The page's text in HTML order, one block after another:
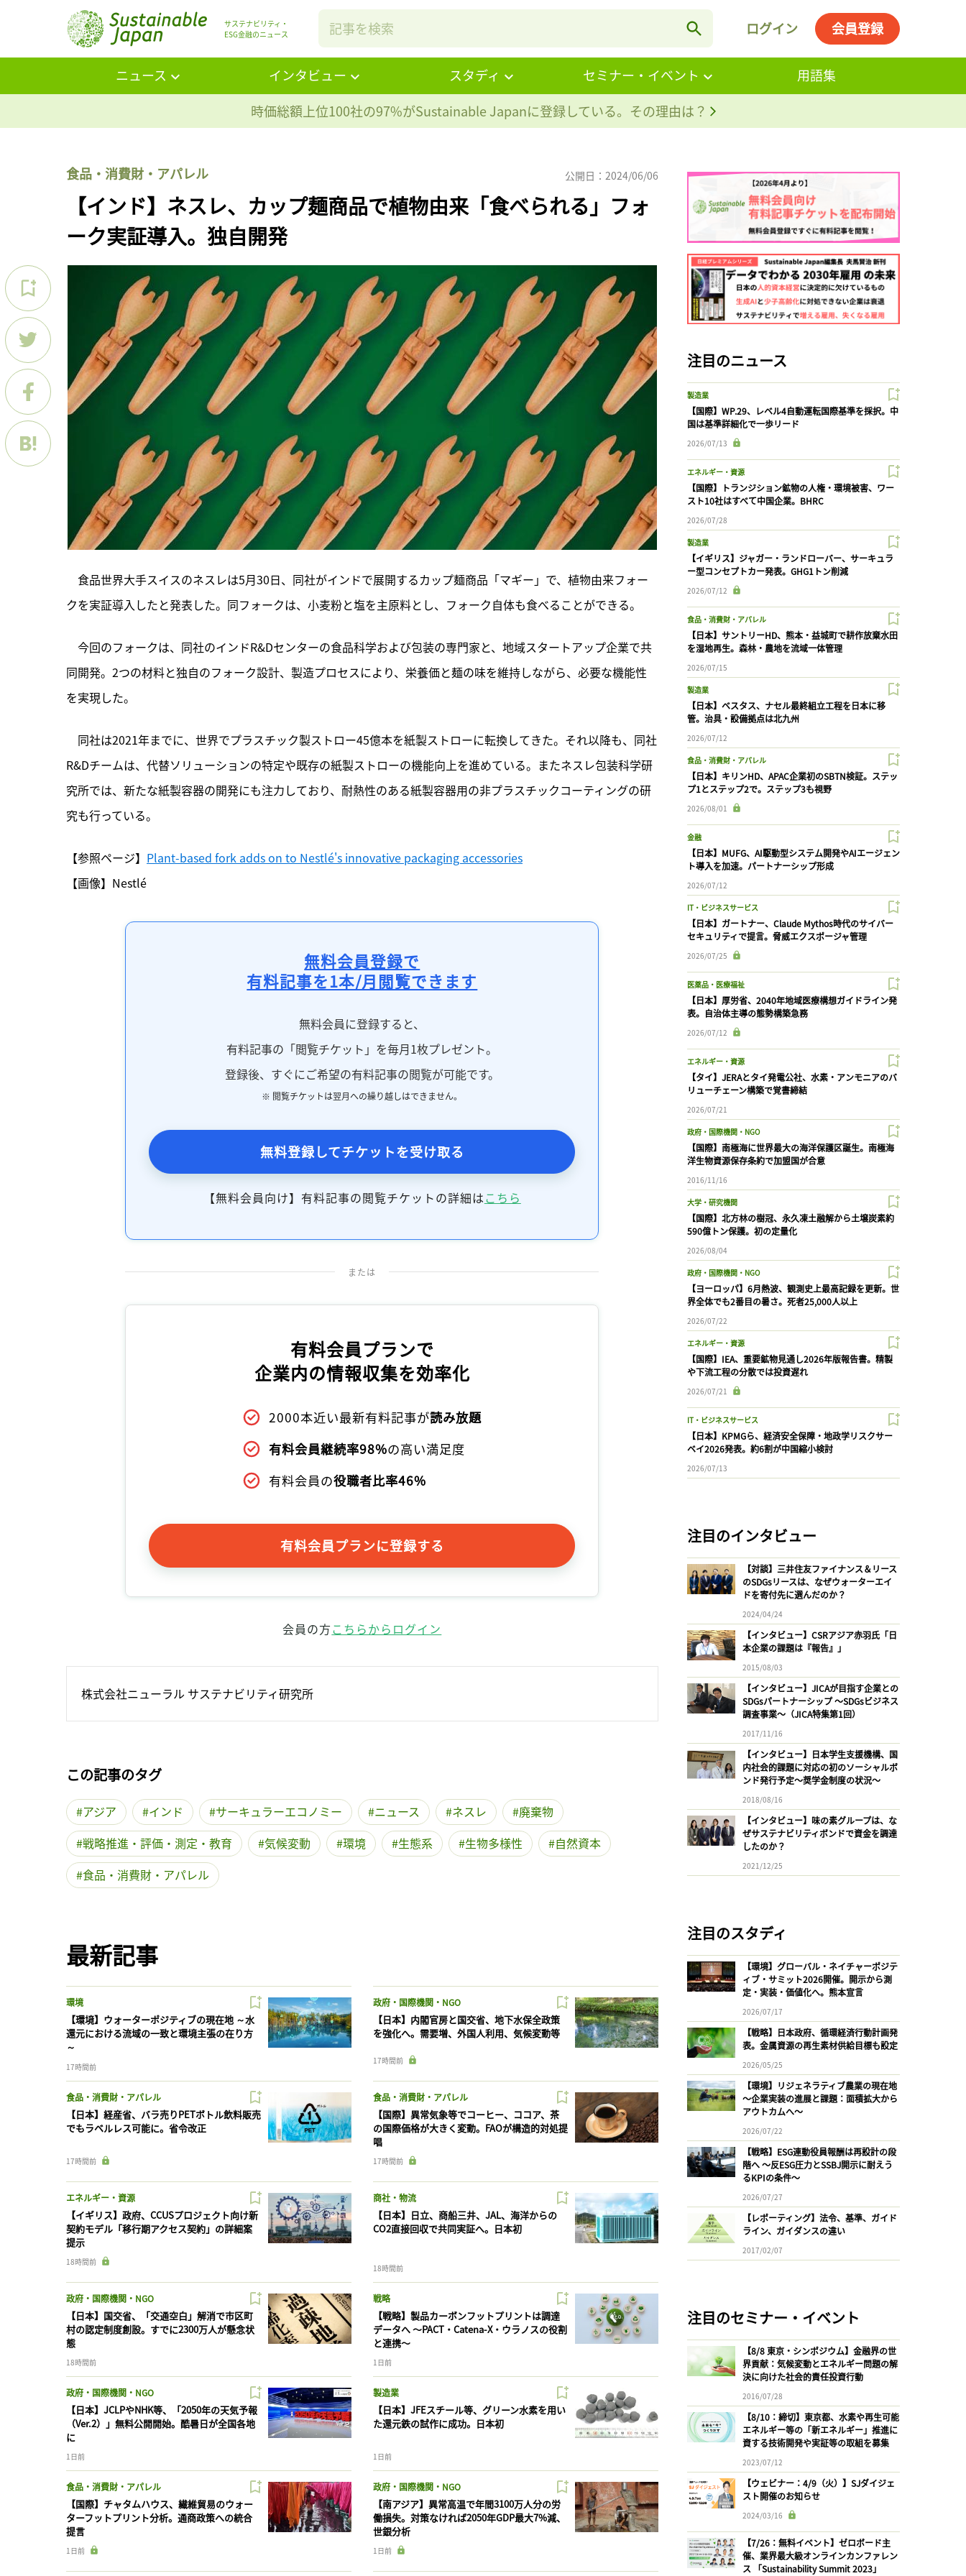
サステナビリティ・
ESG金融のニュース
ログイン 会員登録
ニュース インタビュー スタディ セミナー・イベント
用語集
時価総額上位100社の97%がSustainable Japanに登録している。その理由は？
食品・消費財・アパレル 公開日：2024/06/06
【インド】ネスレ、カップ麺商品で植物由来「食べられる」フォ
ーク実証導入。独自開発
食品世界大手スイスのネスレは5月30日、同社がインドで展開するカップ麺商品「マギー」で、植物由来フォー
クを実証導入したと発表した。同フォークは、小麦粉と塩を主原料とし、フォーク自体も食べることができる。
今回のフォークは、 同社のインドR&Dセンターの食品科学および包装の専門家と、地域スタートアップ企業で共
同開発。2つの材料と独自のフォーク設計、製造プロセスにより、栄養価と麺の味を維持しながら、必要な機能性
を実現した。
同社は2021年までに、世界でプラスチック製ストロー45億本を紙製ストローに転換してきた。それ以降も、同社
R&Dチームは、代替ソリューションの特定や既存の紙製ストローの機能向上を進めている。またネスレ包装科学研
究所では、新たな紙製容器の開発にも注力しており、耐熱性のある紙製容器用の非プラスチックコーティングの研
究も行っている。
【参照ページ】 Plant-based fork adds on to Nestlé's innovative packaging accessories
【画像】Nestlé
無料会員登録で
有料記事を1本/月閲覧できます
無料会員に登録すると、
有料記事の「閲覧チケット」を毎月1枚プレゼント。
登録後、すぐにご希望の有料記事の閲覧が可能です。
※ 閲覧チケットは翌月への繰り越しはできません。
無料登録してチケットを受け取る
【無料会員向け】有料記事の閲覧チケットの詳細はこちら
または
有料会員プランで
企業内の情報収集を効率化
2000本近い最新有料記事が読み放題
有料会員継続率98%の高い満足度
有料会員の役職者比率46%
有料会員プランに登録する
会員の方こちらからログイン
株式会社ニューラル サステナビリティ研究所
この記事のタグ
アジア インド サーキュラーエコノミー ニュース ネスレ
廃棄物
戦略推進・評価・測定・教育
気候変動 環境 生態系 生物多様性
自然資本
食品・消費財・アパレル
最新記事
環境
【環境】ウォーターポジティブの現在地 ～水
還元における流域の一致と環境主張の在り方
～
17時間前
政府・国際機関・NGO
【日本】内閣官房と国交省、地下水保全政策
を強化へ。需要増、外国人利用、気候変動等
17時間前
食品・消費財・アパレル
【日本】経産省、バラ売りPETボトル飲料販売
でもラベルレス可能に。省令改正
17時間前
食品・消費財・アパレル
【国際】異常気象等でコーヒー、ココア、茶
の国際価格が大きく変動。FAOが構造的対処提
唱
17時間前
エネルギー・資源
【イギリス】政府、CCUSプロジェクト向け新
契約モデル「移行期アクセス契約」の詳細案
提示
18時間前
商社・物流
【日本】日立、商船三井、JAL、海洋からの
CO2直接回収で共同実証へ。日本初
18時間前
政府・国際機関・NGO
【日本】国交省、「交通空白」解消で市区町
村の認定制度創設。すでに2300万人が懸念状
態
18時間前
戦略
【戦略】製品カーボンフットプリントは調達
データへ 〜PACT・Catena-X・ウラノスの役割
と連携〜
1日前
政府・国際機関・NGO
【日本】JCLPやNHK等、「2050年の天気予報
（Ver.2）」無料公開開始。酷暑日が全国各地
に
1日前
製造業
【日本】JFEスチール等、グリーン水素を用い
た還元鉄の試作に成功。日本初
1日前
食品・消費財・アパレル
【国際】チャタムハウス、繊維貿易のウォー
ターフットプリント分析。通商政策への統合
提言
1日前
政府・国際機関・NGO
【南アジア】異常高温で年間3100万人分の労
働損失。対策なければ2050年GDP最大7%減、
世銀分析
1日前
注目のニュース
製造業
【国際】WP.29、レベル4自動運転国際基準を採択。中
国は基準詳細化で一歩リード
2026/07/13
エネルギー・資源
【国際】トランジション鉱物の人権・環境被害、ワー
スト10社はすべて中国企業。BHRC
2026/07/28
製造業
【イギリス】ジャガー・ランドローバー、サーキュラ
ー型コンセプトカー発表。GHG1トン削減
2026/07/12
食品・消費財・アパレル
【日本】サントリーHD、熊本・益城町で耕作放棄水田
を湿地再生。森林・農地を流域一体管理
2026/07/15
製造業
【日本】ベスタス、ナセル最終組立工程を日本に移
管。治具・設備拠点は北九州
2026/07/12
食品・消費財・アパレル
【日本】キリンHD、APAC企業初のSBTN検証。ステッ
プ1とステップ2で。ステップ3も視野
2026/08/01
金融
【日本】MUFG、AI駆動型システム開発やAIエージェン
ト導入を加速。パートナーシップ形成
2026/07/12
IT・ビジネスサービス
【日本】ガートナー、Claude Mythos時代のサイバー
セキュリティで提言。脅威エクスポージャ管理
2026/07/25
医薬品・医療福祉
【日本】厚労省、2040年地域医療構想ガイドライン発
表。自治体主導の態勢構築急務
2026/07/12
エネルギー・資源
【タイ】JERAとタイ発電公社、水素・アンモニアのバ
リューチェーン構築で覚書締結
2026/07/21
政府・国際機関・NGO
【国際】南極海に世界最大の海洋保護区誕生。南極海
洋生物資源保存条約で加盟国が合意
2016/11/16
大学・研究機関
【国際】北方林の樹冠、永久凍土融解から土壌炭素約
590億トン保護。初の定量化
2026/08/04
政府・国際機関・NGO
【ヨーロッパ】6月熱波、観測史上最高記録を更新。世
界全体でも2番目の暑さ。死者25,000人以上
2026/07/22
エネルギー・資源
【国際】IEA、重要鉱物見通し2026年版報告書。精製
や下流工程の分散では投資遅れ
2026/07/21
IT・ビジネスサービス
【日本】KPMGら、経済安全保障・地政学リスクサー
ベイ2026発表。約6割が中国縮小検討
2026/07/13
注目のインタビュー
【対談】三井住友ファイナンス＆リース
のSDGsリースは、なぜウォーターエイ
ドを寄付先に選んだのか？
2024/04/24
【インタビュー】CSRアジア赤羽氏「日
本企業の課題は『報告』」
2015/08/03
【インタビュー】JICAが目指す企業との
SDGsパートナーシップ 〜SDGsビジネス
調査事業〜（JICA特集第1回）
2017/11/16
【インタビュー】日本学生支援機構、国
内社会的課題に対応の初のソーシャルボ
ンド発行予定〜奨学金制度の状況〜
2018/08/16
【インタビュー】味の素グループは、な
ぜサステナビリティボンドで資金を調達
したのか？
2021/12/25
注目のスタディ
【環境】グローバル・ネイチャーポジテ
ィブ・サミット2026開催。開示から測
定・実装・価値化へ。熊本宣言
2026/07/17
【戦略】日本政府、循環経済行動計画発
表。金属資源の再生素材供給目標も設定
2026/05/25
【環境】リジェネラティブ農業の現在地
〜企業実装の進展と課題：面積拡大から
アウトカムへ〜
2026/07/22
【戦略】ESG連動役員報酬は再設計の段
階へ 〜反ESG圧力とSSBJ開示に耐えう
るKPIの条件〜
2026/07/27
【レポーティング】法令、基準、ガイド
ライン、ガイダンスの違い
2017/02/07
注目のセミナー・イベント
【8/8 東京・シンポジウム】金融界の世
界貢献：気候変動とエネルギー問題の解
決に向けた社会的責任投資行動
2016/07/28
【8/10：締切】東京都、水素や再生可能
エネルギー等の「新エネルギー」推進に
資する技術開発や実証等の取組を募集
2023/07/12
【ウェビナー：4/9（火）】SJダイジェ
スト開催のお知らせ
2024/03/16
【7/26：無料イベント】ゼロボード主
催、業界最大級オンラインカンファレン
ス 「Sustainability Summit 2023」
記事をお気に入りに保存するには
ログインが必要です